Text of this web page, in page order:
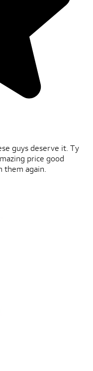
guys deserve it. Ty
price good
them again.